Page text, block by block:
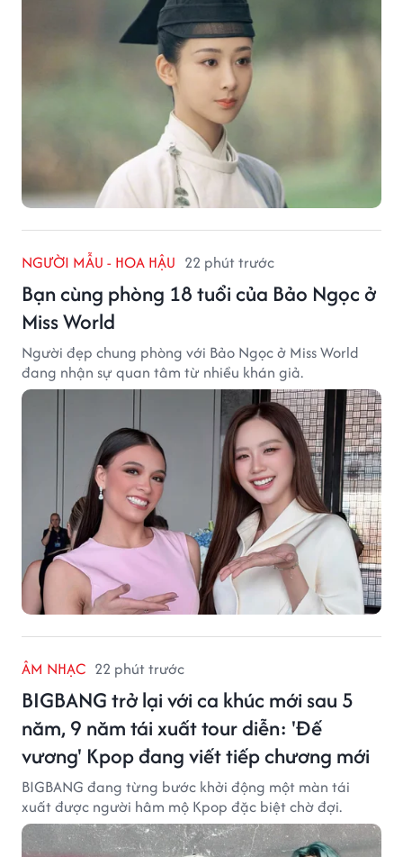
NGƯỜI MẪU - HOA HẬU 22 phút trước
Bạn cùng phòng 18 tuổi của Bảo Ngọc ở
Miss World
Người đẹp chung phòng với Bảo Ngọc ở Miss World
đang nhận sự quan tâm từ nhiều khán giả.
ÂM NHẠC 22 phút trước
BIGBANG trở lại với ca khúc mới sau 5
năm, 9 năm tái xuất tour diễn: 'Đế
vương' Kpop đang viết tiếp chương mới
BIGBANG đang từng bước khởi động một màn tái
xuất được người hâm mộ Kpop đặc biệt chờ đợi.